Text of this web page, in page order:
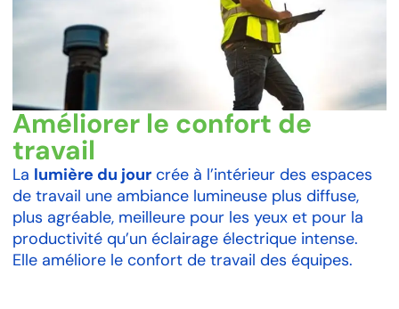
Améliorer le confort de
travail
La lumière du jour crée à l’intérieur des espaces
de travail une ambiance lumineuse plus diffuse,
plus agréable, meilleure pour les yeux et pour la
productivité qu’un éclairage électrique intense.
Elle améliore le confort de travail des équipes.